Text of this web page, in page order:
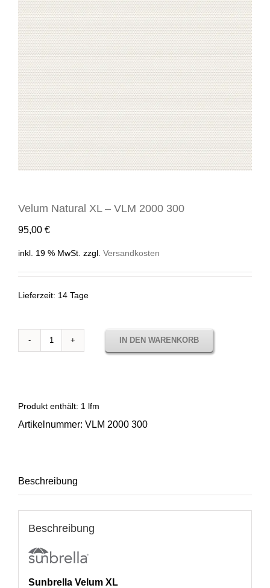
Velum Natural XL – VLM 2000 300
95,00 €
inkl. 19 % MwSt. zzgl. Versandkosten
Lieferzeit: 14 Tage
Velum
VLM
IN DEN WARENKORB
Produkt enthält: 1 lfm
Artikelnummer: VLM 2000 300
Beschreibung
Beschreibung
Sunbrella Velum XL